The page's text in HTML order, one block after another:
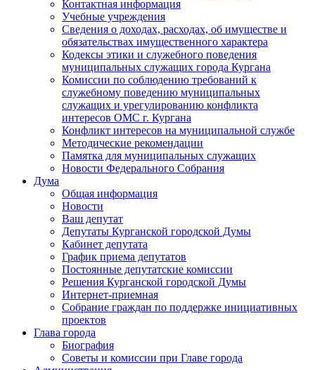
Контактная информация
Учебные учреждения
Сведения о доходах, расходах, об имуществе и
обязательствах имущественного характера
Кодексы этики и служебного поведения
муниципальных служащих города Кургана
Комиссии по соблюдению требований к
служебному поведению муниципальных
служащих и урегулированию конфликта
интересов ОМС г. Кургана
Конфликт интересов на муниципальной службе
Методические рекомендации
Памятка для муниципальных служащих
Новости Федерального Cобрания
Дума
Общая информация
Новости
Ваш депутат
Депутаты Курганской городской Думы
Кабинет депутата
График приема депутатов
Постоянные депутатские комиссии
Решения Курганской городской Думы
Интернет-приемная
Собрание граждан по поддержке инициативных
проектов
Глава города
Биография
Советы и комиссии при Главе города